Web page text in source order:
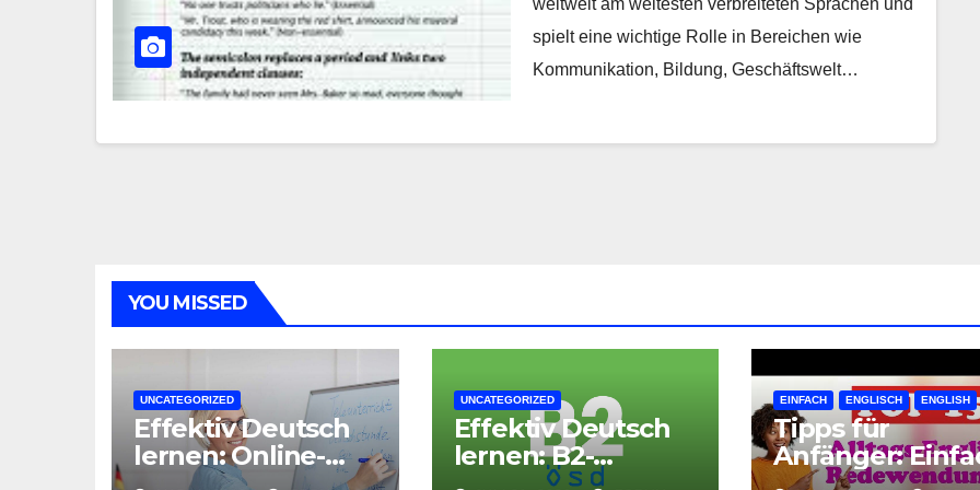
weltweit am weitesten verbreiteten Sprachen und
spielt eine wichtige Rolle in Bereichen wie
Kommunikation, Bildung, Geschäftswelt…
YOU MISSED
UNCATEGORIZED
Effektiv Deutsch
lernen: Online-
Deutschkurs B1
UNCATEGORIZED
Effektiv Deutsch
lernen: B2-
Deutschkurs
EINFACH ENGLISCH ENGLISH
Tipps für
Anfänger:
Englisch lernen